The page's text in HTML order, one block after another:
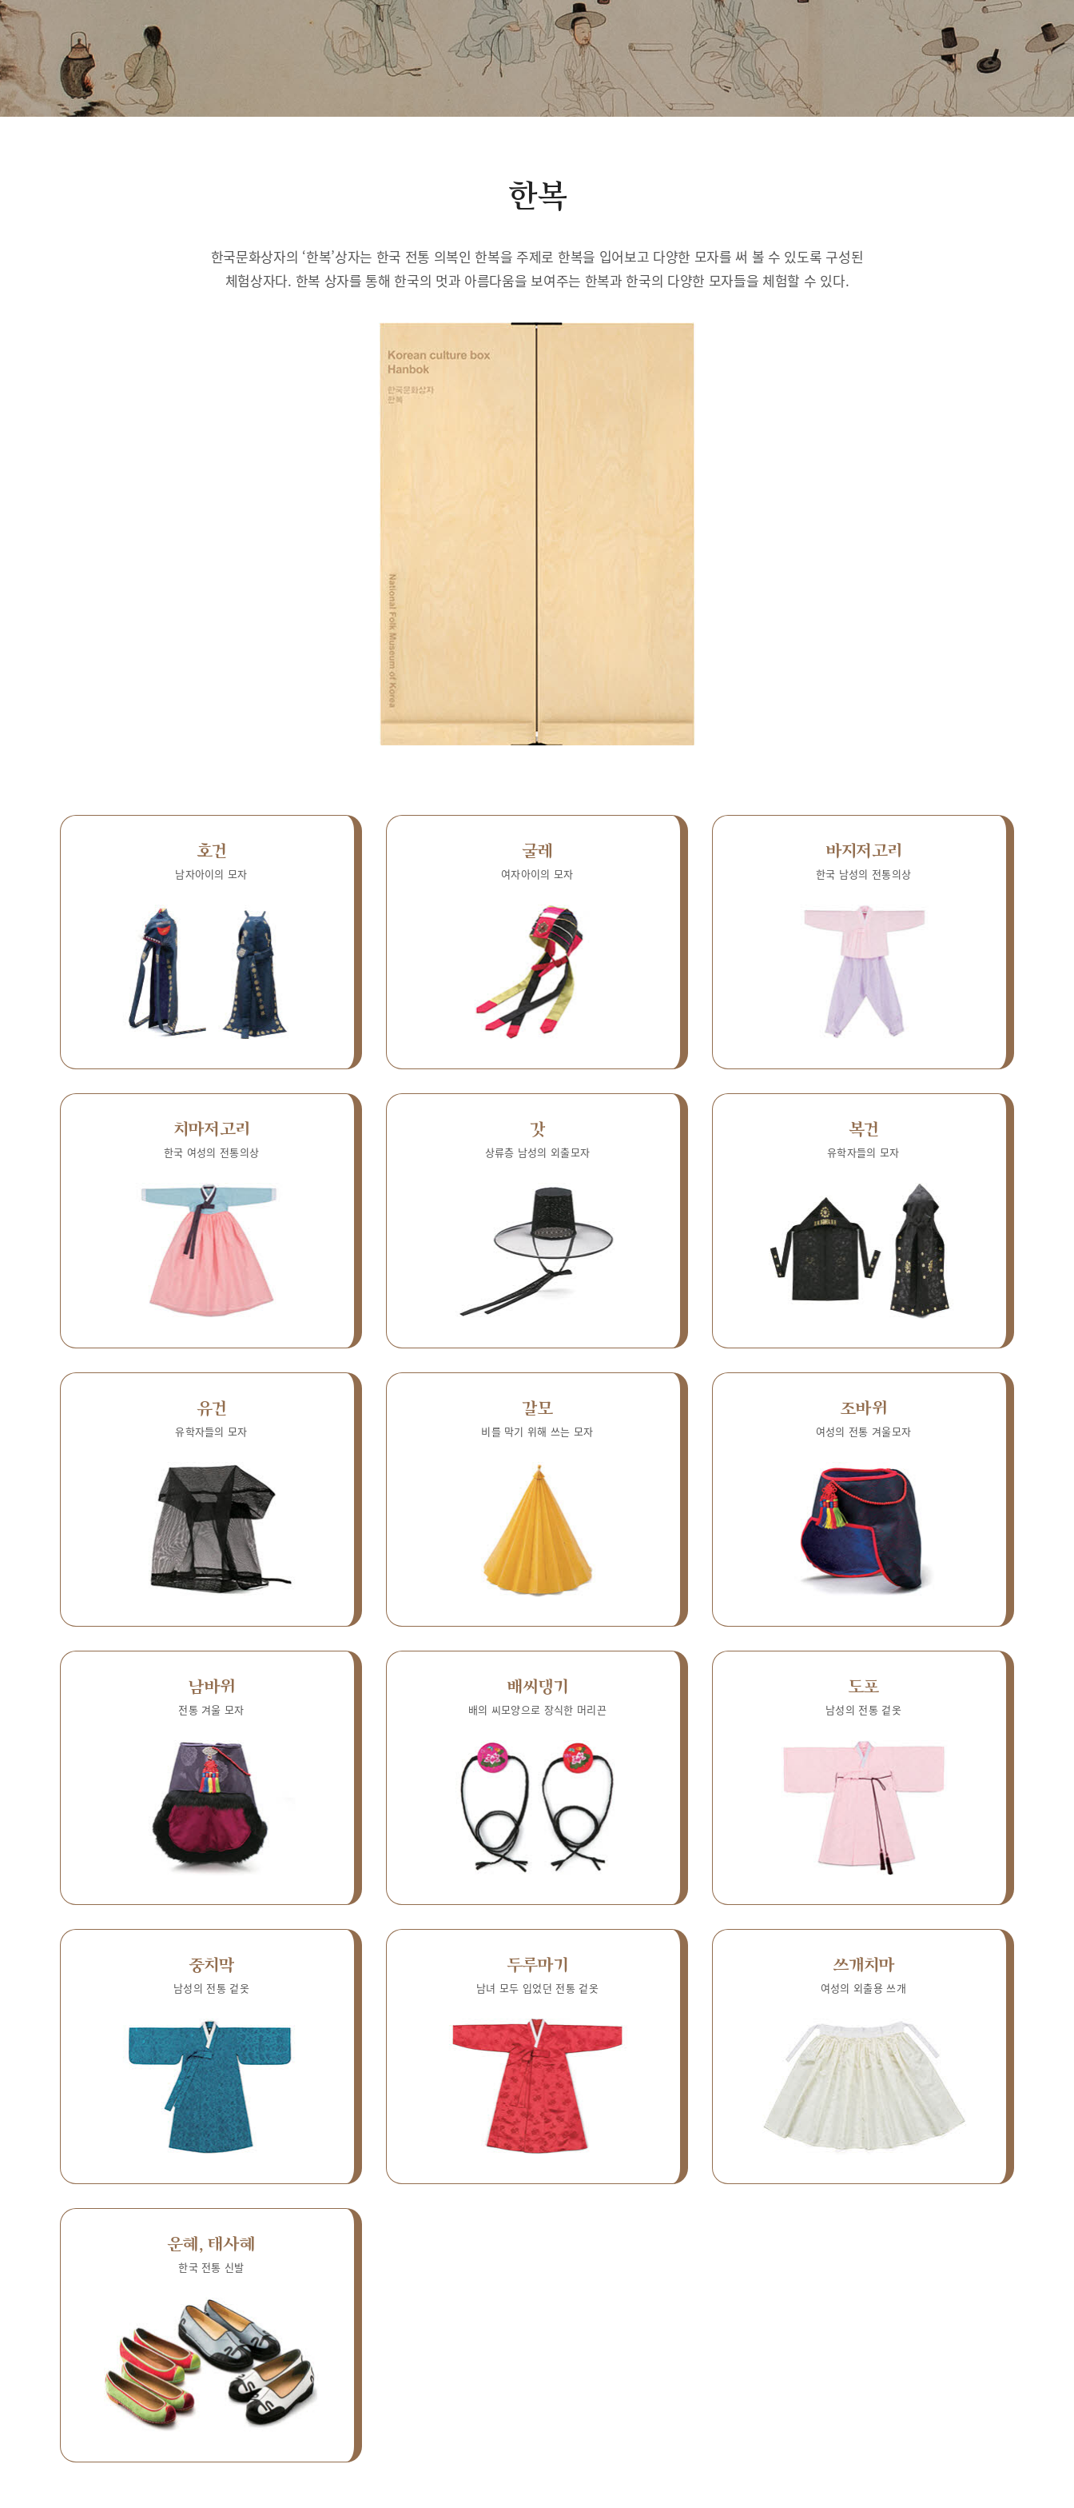
한복
한국문화상자의 ‘한복’상자는 한국 전통 의복인 한복을 주제로 한복을 입어보고 다양한 모자를 써 볼 수 있도록 구성된
체험상자다. 한복 상자를 통해 한국의 멋과 아름다움을 보여주는 한복과 한국의 다양한 모자들을 체험할 수 있다.
호건
남자아이의 모자
굴레
여자아이의 모자
바지저고리
한국 남성의 전통의상
치마저고리
한국 여성의 전통의상
갓
상류층 남성의 외출모자
복건
유학자들의 모자
유건
유학자들의 모자
갈모
비를 막기 위해 쓰는 모자
조바위
여성의 전통 겨울모자
남바위
전통 겨울 모자
배씨댕기
배의 씨모양으로 장식한 머리끈
도포
남성의 전통 겉옷
중치막
남성의 전통 겉옷
두루마기
남녀 모두 입었던 전통 겉옷
쓰개치마
여성의 외출용 쓰개
운혜, 태사혜
한국 전통 신발